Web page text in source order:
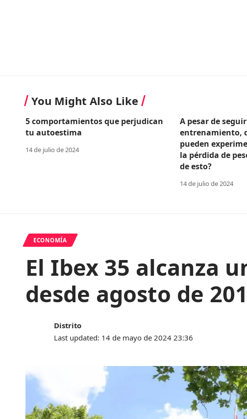
You Might Also Like
5 comportamientos que perjudican
tu autoestima
14 de julio de 2024
A pesar de
entrenamiento,
pueden
la pérdida de
de esto?
14 de julio de 2024
ECONOMÍA
El Ibex 35 alcanza
desde agosto de
Last updated: 14 de mayo de 2024 23:36
Distrito